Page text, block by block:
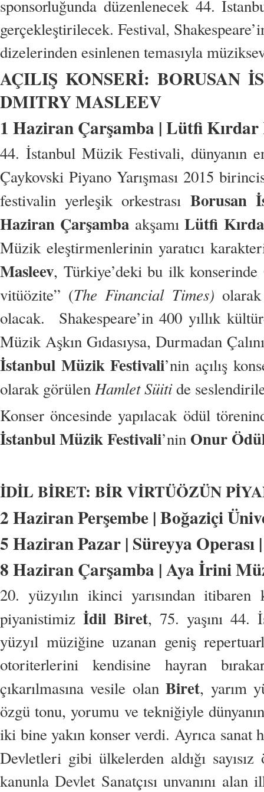
sponsorluğunda düzenlenecek 44.
gerçekleştirilecek. Festival,
dizelerinden esinlenen temasıyla
AÇILIŞ KONSERİ: BORUSAN
DMITRY MASLEEV
1 Haziran Çarşamba | Lütfi Kırdar
44. İstanbul Müzik Festivali, dünyanın
Çaykovski Piyano Yarışması 2015
festivalin yerleşik orkestrası Borusan
Haziran Çarşamba akşamıLütfi
Müzik eleştirmenlerinin yaratıcı
Masleev, Türkiye’deki bu ilk
vitüözite” (The Financial Times)
olacak. Shakespeare’in 400 yıllık
Müzik Aşkın Gıdasıysa, Durmadan
İstanbul Müzik Festivali’nin açılış
olarak görülen Hamlet Süitide
Konser öncesinde yapılacak ödül
İstanbul Müzik Festivali’nin Onur
İDİL BİRET: BİR VİRTÜÖZÜN
2 Haziran Perşembe | Boğaziçi
5 Haziran Pazar | Süreyya Operası
8 Haziran Çarşamba | Aya İrini
20. yüzyılın ikinci yarısından
piyanistimiz İdil Biret, 75. yaşını 44.
yüzyıl müziğine uzanan geniş
otoriterlerini kendisine hayran
çıkarılmasına vesile olanBiret, yarım
özgü tonu, yorumu ve tekniğiyle
iki bine yakın konser verdi. Ayrıca
Devletleri gibi ülkelerden aldığı sayısız
kanunla Devlet Sanatçısı unvanını